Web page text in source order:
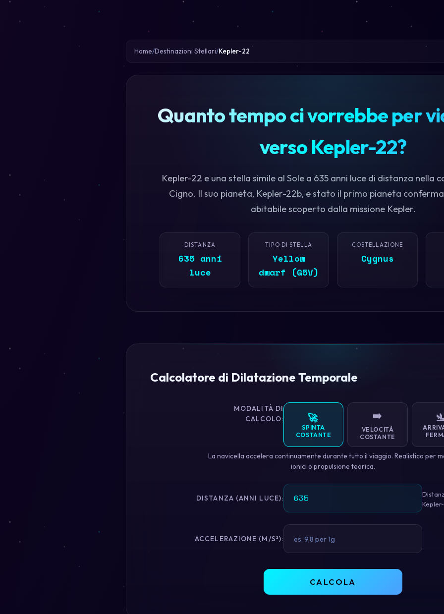
Home Destinazioni Stellari Kepler-22
Quanto tempo ci vorrebbe per
verso Kepler-22?
Kepler-22 e una stella simile al Sole a 635 anni luce di distanza nella
Cigno. Il suo pianeta, Kepler-22b, e stato il primo pianeta
abitabile scoperto dalla missione Kepler.
DISTANZA
635 anni
luce
TIPO DI STELLA
Yellow
dwarf (G5V)
COSTELLAZIONE
Cygnus
Calcolatore di Dilatazione Temporale
MODALITÀ DI
CALCOLO:
🚀
SPINTA
COSTANTE
➡️
VELOCITÀ
COSTANTE
La navicella accelera continuamente durante tutto il viaggio. Realistico per
ionici o propulsione teorica.
DISTANZA (ANNI LUCE):
ACCELERAZIONE (M/S²):
CALCOLA